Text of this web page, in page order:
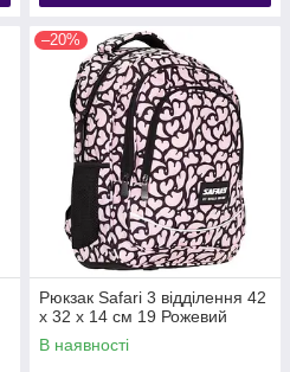
–20%
Рюкзак Safari 3 відділення 42
x 32 x 14 см 19 Рожевий
В наявності